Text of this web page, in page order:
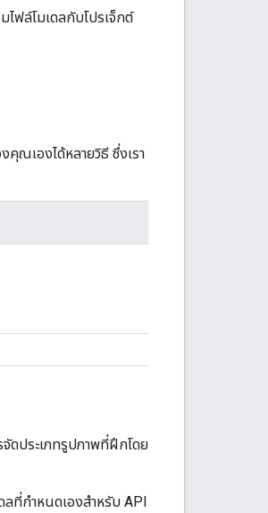
ไฟล์โมเดลกับโปรเจ็กต์
ณเองได้หลายวิธี ซึ่งเรา
ดประเภทรูปภาพที่ฝึกโดย
ลที่กำหนดเองสำหรับ API